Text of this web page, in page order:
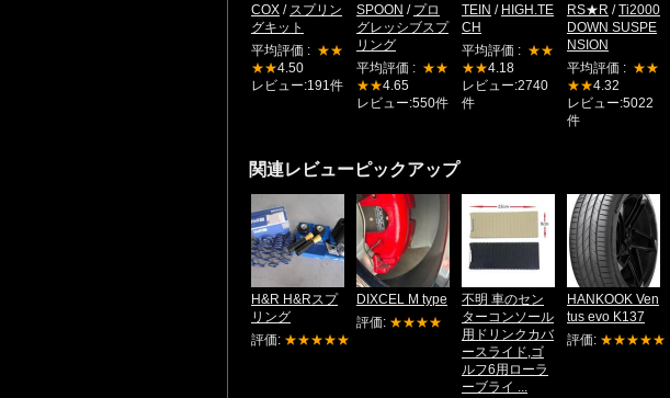
COX / スプリン
グキット
平均評価 : ★★
★★4.50
レビュー:191件
SPOON / プロ
グレッシブスプ
リング
平均評価 : ★★
★★4.65
レビュー:550件
TEIN / HIGH.TE
CH
平均評価 : ★★
★★4.18
レビュー:2740
件
RS★R /Ti2000
DOWN SUSPE
NSION
平均評価 : ★★
★★4.32
レビュー:5022
件
関連レビューピックアップ
H&R H&Rスプ
リング
評価: ★★★★★
DIXCEL M type
評価: ★★★★
不明 車のセン
ターコンソール
用ドリンクカバ
ースライド,ゴ
ルフ6用ローラ
ーブライ ...
HANKOOK Ven
tus evo K137
評価: ★★★★★